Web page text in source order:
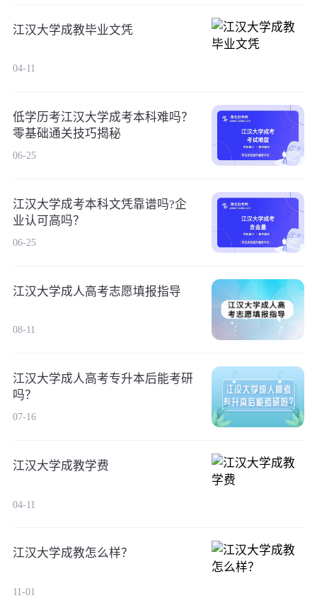
江汉大学成教毕业文凭
04-11
低学历考江汉大学成考本科难吗？
零基础通关技巧揭秘
06-25
江汉大学成考本科文凭靠谱吗?企
业认可高吗？
06-25
江汉大学成人高考志愿填报指导
08-11
江汉大学成人高考专升本后能考研
吗？
07-16
江汉大学成教学费
04-11
江汉大学成教怎么样？
11-01